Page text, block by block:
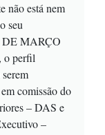
não está nem
seu
DE MARÇO
o perfil
comissão do
– DAS e
–